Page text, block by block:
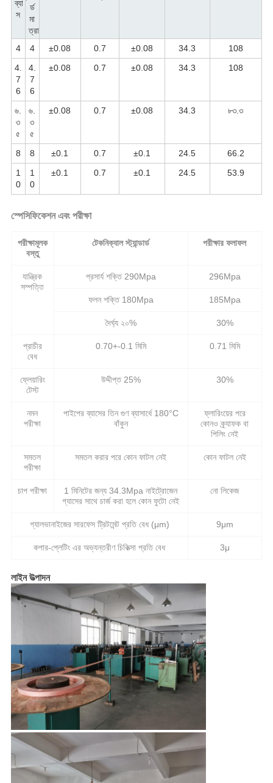
ব্যা
স
র্ড
মা
ত্রা
4 4 ±0.08 0.7 ±0.08 34.3
108
4.
7
6
4.
7
6
±0.08 0.7 ±0.08 34.3 108
৬.
৩
৫
৬.
৩
৫
±0.08 0.7 ±0.08 34.3 ৮৩.৩
8 8 ±0.1 0.7 ±0.1 24.5
66.2
1
0
1
0
±0.1 0.7 ±0.1 24.5 53.9
স্পেসিফিকেশন এবং পরীক্ষা
পরীক্ষামূলক
বস্তু
টেকনিক্যাল স্ট্যান্ডার্ড পরীক্ষার ফলাফল
যান্ত্রিক
সম্পত্তি
প্রসার্য শক্তি 290Mpa 296Mpa
ফলন শক্তি 180Mpa 185Mpa
দৈর্ঘ্য ২০% 30%
প্রাচীর
বেধ
0.70+-0.1 মিমি 0.71 মিমি
ফ্লেয়ারিং
টেস্ট
উদ্দীপ্ত 25% 30%
নমন
পরীক্ষা
পাইপের ব্যাসের তিন গুণ ব্যাসার্ধে 180°C
বাঁকুন
ফ্লারিংয়ের পরে
কোনও ক্র্যাফক বা
পিলিং নেই
সমতল
পরীক্ষা
সমতল করার পরে কোন ফাটল নেই কোন ফাটল নেই
চাপ পরীক্ষা
1 মিনিটের জন্য 34.3Mpa নাইট্রোজেন
গ্যাসের সাথে চার্জ করা হলে কোন ফুটো নেই
নো লিকেজ
গ্যালভানাইজের সারফেস ট্রিটমেন্ট প্রতি বেধ (μm) 9μm
কপার-প্লেটিং এর অভ্যন্তরীণ চিকিত্সা প্রতি বেধ 3μ
লাইন উত্পাদন